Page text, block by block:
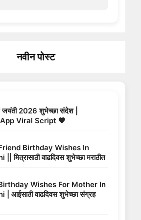
नवीन पोस्ट
2026 शुभेच्छा संदेश |
Viral Script 💙
Birthday Wishes In
मित्रासाठी वाढदिवस शुभेच्छा मराठीत
Wishes For Mother In
| आईसाठी वाढदिवस शुभेच्छा संग्रह